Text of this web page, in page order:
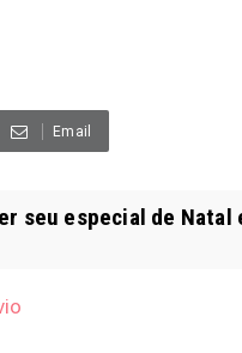
Email
seu especial de Natal